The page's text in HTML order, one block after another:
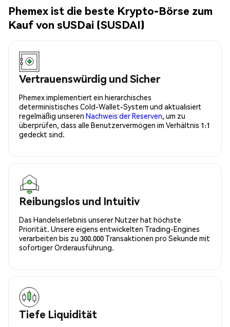
Phemex ist die beste Krypto-Börse zum
Kauf von sUSDai (SUSDAI)
Vertrauenswürdig und Sicher
Phemex implementiert ein hierarchisches
deterministisches Cold-Wallet-System und aktualisiert
regelmäßig unseren Nachweis der Reserven, um zu
überprüfen, dass alle Benutzervermögen im Verhältnis 1:1
gedeckt sind.
Reibungslos und Intuitiv
Das Handelserlebnis unserer Nutzer hat höchste
Priorität. Unsere eigens entwickelten Trading-Engines
verarbeiten bis zu 300.000 Transaktionen pro Sekunde mit
sofortiger Orderausführung.
Tiefe Liquidität